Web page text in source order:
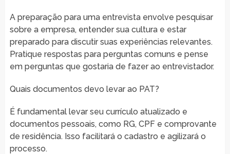
A preparação para uma entrevista envolve pesquisar
sobre a empresa, entender sua cultura e estar
preparado para discutir suas experiências relevantes.
Pratique respostas para perguntas comuns e pense
em perguntas que gostaria de fazer ao entrevistador.
Quais documentos devo levar ao PAT?
É fundamental levar seu currículo atualizado e
documentos pessoais, como RG, CPF e comprovante
de residência. Isso facilitará o cadastro e agilizará o
processo.